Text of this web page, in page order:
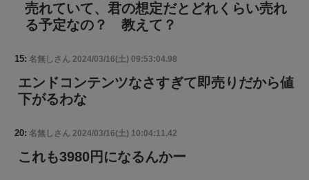
売れていて、君の想定だとどれくらい売れ
る予定なの？ 教えて？
15: 名無しさん 2024/03/16(土) 09:53:04.98
エンドコンテンツなさすぎて即売りだから値
下がるわな
20: 名無しさん 2024/03/16(土) 10:04:11.42
これも3980円になるんかー